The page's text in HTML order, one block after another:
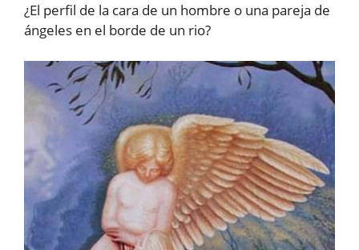
¿El perfil de la cara de un hombre o una pareja de
ángeles en el borde de un rio?